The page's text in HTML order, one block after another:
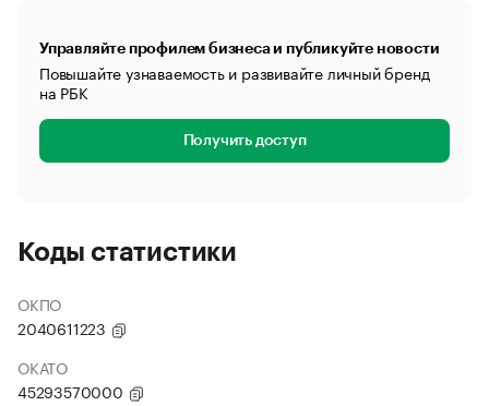
Управляйте профилем бизнеса и публикуйте новости
Повышайте узнаваемость и развивайте личный бренд
на РБК
Получить доступ
Коды статистики
ОКПО
2040611223
ОКАТО
45293570000